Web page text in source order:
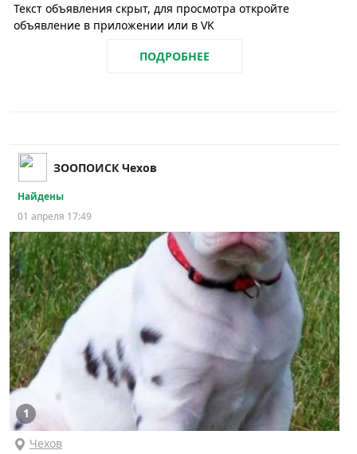
Текст объявления скрыт, для просмотра откройте
объявление в приложении или в VK
ПОДРОБНЕЕ
ЗООПОИСК Чехов
Найдены
01 апреля 17:49
1
Чехов